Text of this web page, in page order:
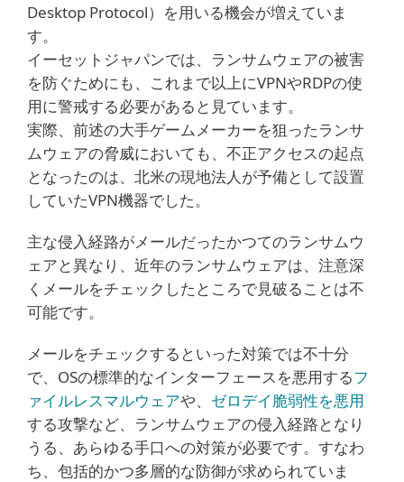
Desktop Protocol）を用いる機会が増えていま
す。
イーセットジャパンでは、ランサムウェアの被害
を防ぐためにも、これまで以上にVPNやRDPの使
用に警戒する必要があると見ています。
実際、前述の大手ゲームメーカーを狙ったランサ
ムウェアの脅威においても、不正アクセスの起点
となったのは、北米の現地法人が予備として設置
していたVPN機器でした。
主な侵入経路がメールだったかつてのランサムウ
ェアと異なり、近年のランサムウェアは、注意深
くメールをチェックしたところで見破ることは不
可能です。
メールをチェックするといった対策では不十分
で、OSの標準的なインターフェースを悪用するフ
ァイルレスマルウェアや、 ゼロデイ脆弱性を悪用
する攻撃など、ランサムウェアの侵入経路となり
うる、あらゆる手口への対策が必要です。すなわ
ち、包括的かつ多層的な防御が求められていま